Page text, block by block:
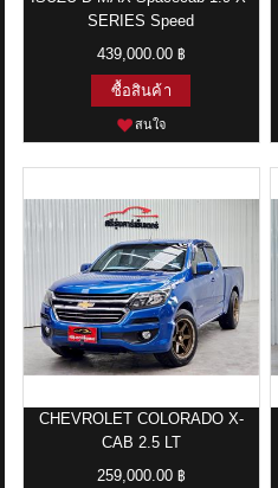
SERIES Speed
439,000.00 ฿
ซื้อสินค้า
สนใจ
CHEVROLET COLORADO X-
CAB 2.5 LT
259,000.00 ฿